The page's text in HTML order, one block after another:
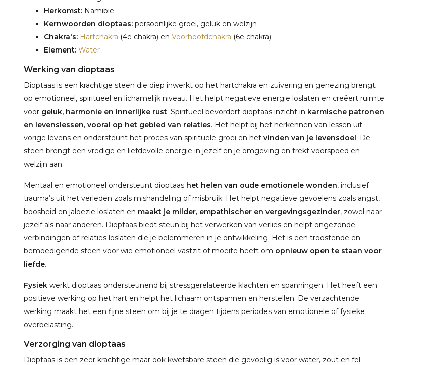
Herkomst: Namibië
Kernwoorden dioptaas: persoonlijke groei, geluk en welzijn
Chakra's: Hartchakra (4e chakra) en Voorhoofdchakra (6e chakra)
Element: Water
Werking van dioptaas
Dioptaas is een krachtige steen die diep inwerkt op het hartchakra en zuivering en genezing brengt
op emotioneel, spiritueel en lichamelijk niveau. Het helpt negatieve energie loslaten en creëert ruimte
voor geluk, harmonie en innerlijke rust. Spiritueel bevordert dioptaas inzicht in karmische patronen
en levenslessen, vooral op het gebied van relaties. Het helpt bij het herkennen van lessen uit
vorige levens en ondersteunt het proces van spirituele groei en het vinden van je levensdoel. De
steen brengt een vredige en liefdevolle energie in jezelf en je omgeving en trekt voorspoed en
welzijn aan.
Mentaal en emotioneel ondersteunt dioptaas het helen van oude emotionele wonden, inclusief
trauma’s uit het verleden zoals mishandeling of misbruik. Het helpt negatieve gevoelens zoals angst,
boosheid en jaloezie loslaten en maakt je milder, empathischer en vergevingsgezinder, zowel naar
jezelf als naar anderen. Dioptaas biedt steun bij het verwerken van verlies en helpt ongezonde
verbindingen of relaties loslaten die je belemmeren in je ontwikkeling. Het is een troostende en
bemoedigende steen voor wie emotioneel vastzit of moeite heeft om opnieuw open te staan voor
liefde.
Fysiek werkt dioptaas ondersteunend bij stressgerelateerde klachten en spanningen. Het heeft een
positieve werking op het hart en helpt het lichaam ontspannen en herstellen. De verzachtende
werking maakt het een fijne steen om bij je te dragen tijdens periodes van emotionele of fysieke
overbelasting.
Verzorging van dioptaas
Dioptaas is een zeer krachtige maar ook kwetsbare steen die gevoelig is voor water, zout en fel